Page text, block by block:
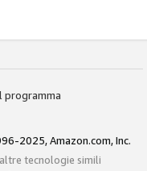
programma
2025, Amazon.com, Inc.
tecnologie simili